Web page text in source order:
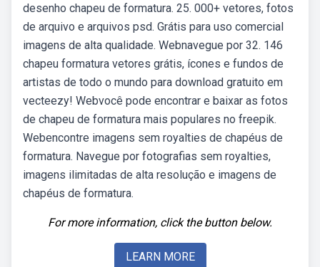
desenho chapeu de formatura. 25. 000+ vetores, fotos
de arquivo e arquivos psd. Grátis para uso comercial
imagens de alta qualidade. Webnavegue por 32. 146
chapeu formatura vetores grátis, ícones e fundos de
artistas de todo o mundo para download gratuito em
vecteezy! Webvocê pode encontrar e baixar as fotos
de chapeu de formatura mais populares no freepik.
Webencontre imagens sem royalties de chapéus de
formatura. Navegue por fotografias sem royalties,
imagens ilimitadas de alta resolução e imagens de
chapéus de formatura.
For more information, click the button below.
LEARN MORE